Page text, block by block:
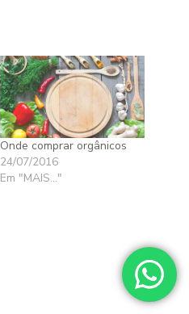
Onde comprar orgânicos
24/07/2016
Em "MAIS..."